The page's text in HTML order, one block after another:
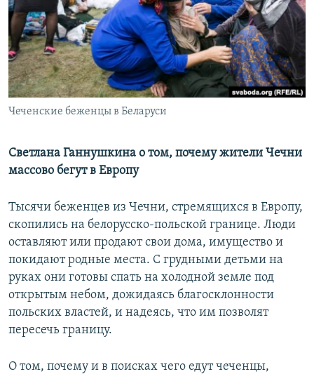
РАСПИСАНИЕ ВЕЩАНИЯ
ПОДПИШИТЕСЬ НА РАССЫЛКУ
СОЦИАЛЬНЫЕ СЕТИ
Все сайты РСЕ/РС
Чеченские беженцы в Беларуси
Светлана Ганнушкина о том, почему жители Чечни
массово бегут в Европу
Тысячи беженцев из Чечни, стремящихся в Европу,
скопились на белорусско-польской границе. Люди
оставляют или продают свои дома, имущество и
покидают родные места. С грудными детьми на
руках они готовы спать на холодной земле под
открытым небом, дожидаясь благосклонности
польских властей, и надеясь, что им позволят
пересечь границу.
О том, почему и в поисках чего едут чеченцы,